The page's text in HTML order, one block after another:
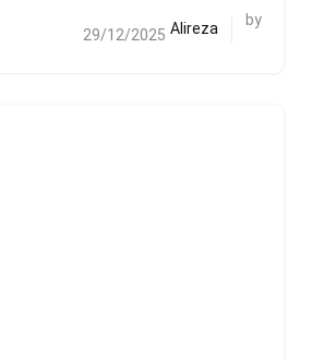
by
Alireza
29/12/2025